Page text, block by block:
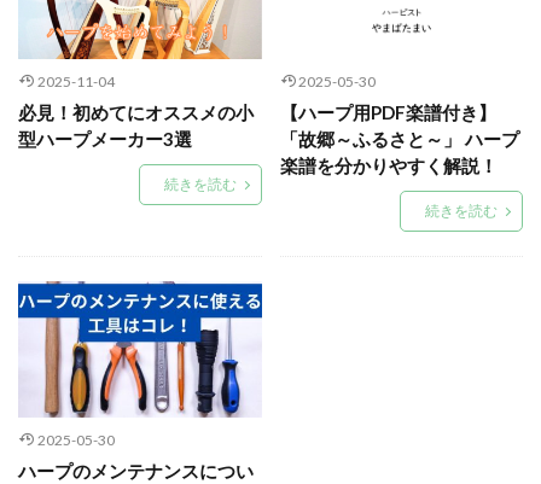
2025-11-04
必見！初めてにオススメの小
型ハープメーカー3選
続きを読む
2025-05-30
【ハープ用PDF楽譜付き】
「故郷～ふるさと～」 ハープ
楽譜を分かりやすく解説！
続きを読む
2025-05-30
ハープのメンテナンスについ